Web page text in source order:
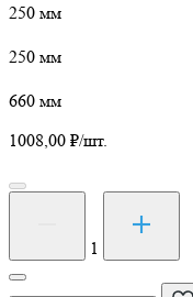
250 мм
250 мм
660 мм
1008,00 ₽/шт.
Количество
товара
Светильник
НТУ
1